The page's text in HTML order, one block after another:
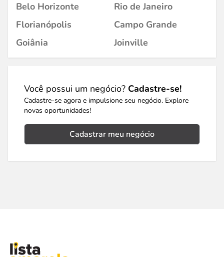
Belo Horizonte
Rio de Janeiro
Florianópolis
Campo Grande
Goiânia
Joinville
Você possui um negócio? Cadastre-se!
Cadastre-se agora e impulsione seu negócio. Explore
novas oportunidades!
Cadastrar meu negócio